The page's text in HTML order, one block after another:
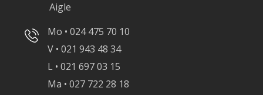
Aigle
Mo • 024 475 70 10
V • 021 943 48 34
L • 021 697 03 15
Ma • 027 722 28 18